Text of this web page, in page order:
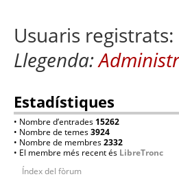
Usuaris
Llegenda:
Estadístiques
• Nombre d’entrades 15262
• Nombre de temes3924
• Nombre de membres2332
• El membre més recent és LibreTronc
Índex del fòrum